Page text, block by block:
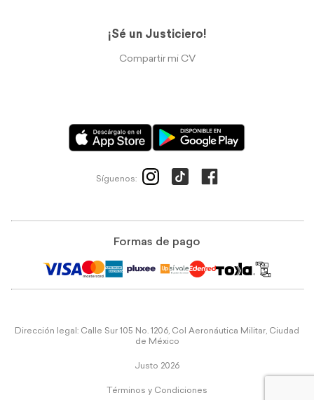
¡Sé un Justiciero!
Compartir mi CV
Síguenos:
Formas de pago
Dirección legal: Calle Sur 105 No. 1206, Col Aeronáutica Militar, Ciudad
de México
Justo 2026
Términos y Condiciones